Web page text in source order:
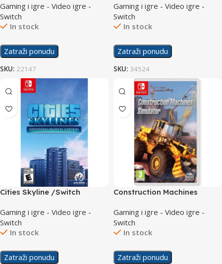
Gaming i igre - Video igre -
Switch
In stock
Zatraži ponudu
SKU: 22147
Gaming i igre - Video igre -
Switch
In stock
Zatraži ponudu
SKU: 34524
Cities Skyline /Switch
Gaming i igre - Video igre -
Switch
In stock
Zatraži ponudu
Construction Machines
Gaming i igre - Video igre -
Switch
In stock
Zatraži ponudu